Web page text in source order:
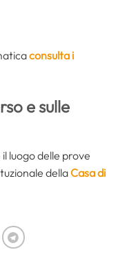
consulta i
e sulle
il luogo delle prove
dellaCasa di